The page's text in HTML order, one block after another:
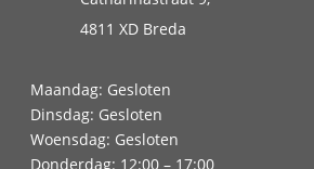
4811 XD Breda
Maandag: Gesloten
Dinsdag: Gesloten
Woensdag: Gesloten
Donderdag: 12:00 – 17:00